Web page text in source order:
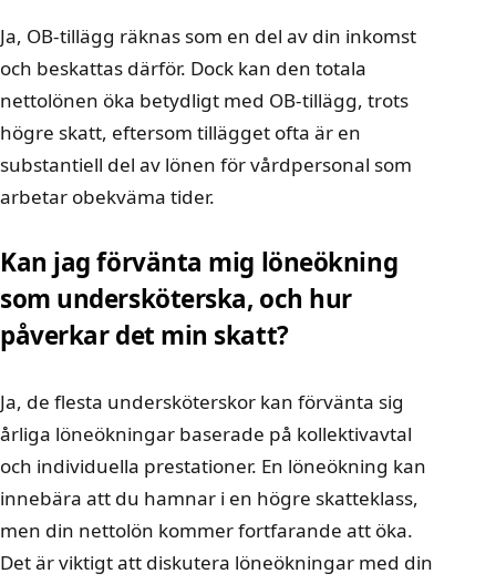
Ja, OB-tillägg räknas som en del av din inkomst
och beskattas därför. Dock kan den totala
nettolönen öka betydligt med OB-tillägg, trots
högre skatt, eftersom tillägget ofta är en
substantiell del av lönen för vårdpersonal som
arbetar obekväma tider.
Kan jag förvänta mig löneökning
som undersköterska, och hur
påverkar det min skatt?
Ja, de flesta undersköterskor kan förvänta sig
årliga löneökningar baserade på kollektivavtal
och individuella prestationer. En löneökning kan
innebära att du hamnar i en högre skatteklass,
men din nettolön kommer fortfarande att öka.
Det är viktigt att diskutera löneökningar med din